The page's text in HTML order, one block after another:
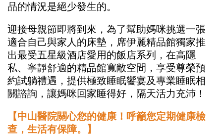
品的情況是絕少發生的。
迎接母親節即將到來，為了幫助媽咪挑選一張
適合自己與家人的床墊，席伊麗精品館獨家推
出最受五星級酒店愛用的飯店系列，在高隱
私、寧靜舒適的精品館寬敞空間，享受尊榮預
約試躺禮遇，提供極致睡眠饗宴及專業睡眠相
關諮詢，讓媽咪回家睡得好，隔天活力充沛！
【中山醫院關心您的健康！呼籲您定期健康檢
查，生活有保障。】